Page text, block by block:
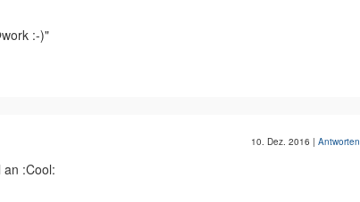
:-) "
10. Dez. 2016 | Antworten
:Cool: